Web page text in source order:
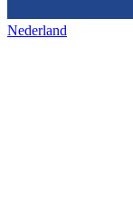
Nederland